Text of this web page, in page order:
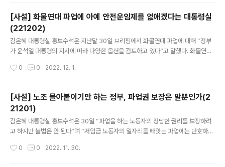
측에 공통적으로 요구한 것은 안전인력 충원이다. 철도노조는 국토교통부와 코레일
이 혁신안이라는 이름으로 인력을 감축해 오봉역 사망사고에서 보듯 노동자 생명은
물론 시민 안전까지 위협받고 있다고 주장했다. 코레일은 노조 요구를 수용해 열차를
분리·결합하는 입환업무를 2인1조가 아닌 3인1조로 작업할 수 ..
[사설] 화물연대 파업에 아예 안전운임제를 없애겠다는 대통령실
(221202)
김은혜 대통령실 홍보수석은 지난달 30일 브리핑에서 화물연대 파업에 대해 “정부
가 윤석열 대통령의 지시에 따라 다양한 옵션을 검토하고 있다”고 말했다. 화물연대
촉진해도 시원치 않을 대통령실이 안전운임제 폐지를 거론하다니 어이가 없다. 운수
는 점에서 유감을 표하지 않을 수 없다. 안전운임제는 적정운임을 보장함으로써 장시
간 노동을 줄여 안전사고를 막기 위해 2020년 1월 ‘3년 일몰’로 시행됐다. 올해 말
종료되는 이 제도에 대해 화물연대가 일몰제 폐지와 품목 확대를 정부에 요구하는 것
은 잘못된 일이 아니다. 정부 스스로 이미 3년 연장을 대..
0 0 2022. 12. 1.
[사설] 노조 몰아붙이기만 하는 정부, 파업권 보장은 말뿐인가(2
21201)
김은혜 대통령실 홍보수석은 30일 “파업을 하는 노동자의 정당한 권리를 보장하려
고 하지만 불법은 안 된다”며 “저임금 노동자의 일자리를 빼앗는 파업에는 단호하게
너 분야로 추가 업무개시명령을 발동할 수 있다고 경고했다. 화물연대 파업이 일주일
0 0 2022. 11. 30.